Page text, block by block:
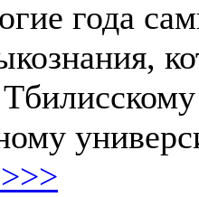
года